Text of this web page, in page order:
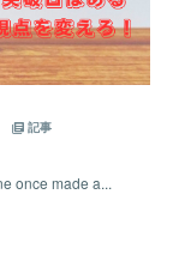
記事
once made a...